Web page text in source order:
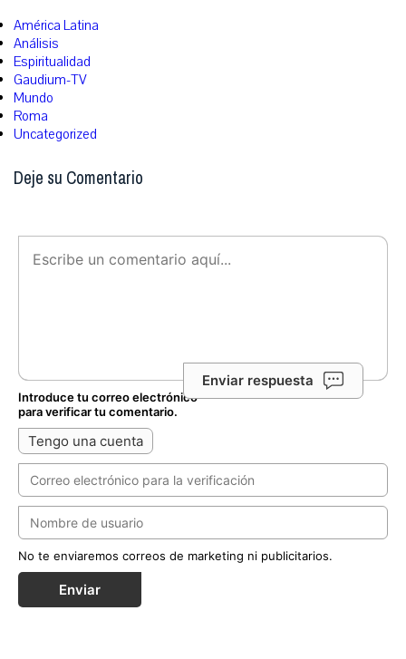
América Latina
Análisis
Espiritualidad
Gaudium-TV
Mundo
Roma
Uncategorized
Deje su Comentario
Enviar respuesta
Introduce tu correo electrónico
para verificar tu comentario.
Tengo una cuenta
No te enviaremos correos de marketing ni publicitarios.
Enviar